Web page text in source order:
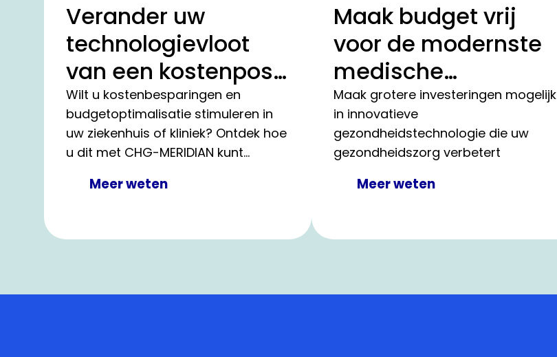
Verander uw
technologievloot
van een kostenpost
in een motor voor
efficiëntie
Wilt u kostenbesparingen en
budgetoptimalisatie stimuleren in
uw ziekenhuis of kliniek? Ontdek hoe
u dit met CHG-MERIDIAN kunt
Meer weten
Maak budget vrij
voor de modernste
medische
technologie in uw
kliniek
Maak grotere investeringen mogelijk
in innovatieve
gezondheidstechnologie die uw
gezondheidszorg verbetert
Meer weten